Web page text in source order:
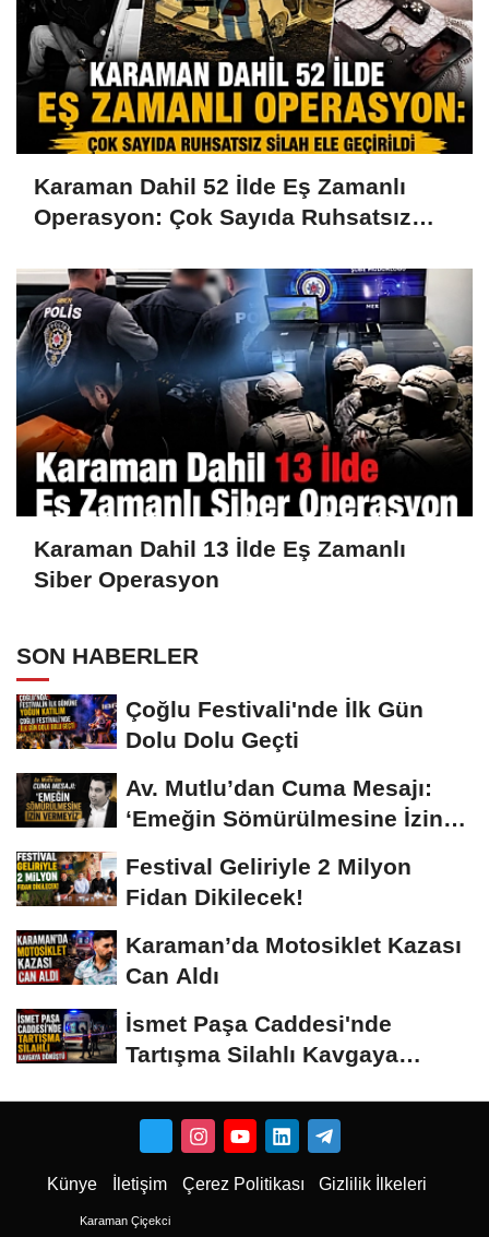
Karaman Dahil 52 İlde Eş Zamanlı
Operasyon: Çok Sayıda Ruhsatsız
Karaman Dahil 13 İlde Eş Zamanlı
Siber Operasyon
SON HABERLER
Çoğlu Festivali'nde İlk Gün
Dolu Dolu Geçti
Av. Mutlu’dan Cuma Mesajı:
‘Emeğin Sömürülmesine İzin
Festival Geliriyle 2 Milyon
Fidan Dikilecek!
Karaman’da Motosiklet Kazası
Can Aldı
İsmet Paşa Caddesi'nde
Tartışma Silahlı Kavgaya
Künye İletişim Çerez Politikası Gizlilik İlkeleri
Karaman Çiçekci